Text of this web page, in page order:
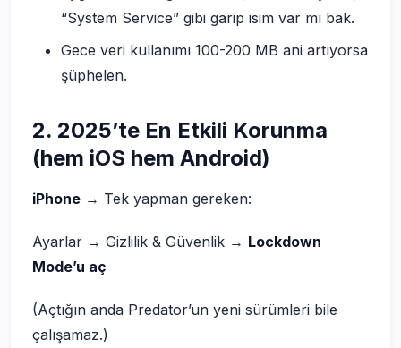
“System Service” gibi garip isim var mı bak.
Gece veri kullanımı 100-200 MB ani artıyorsa
şüphelen.
2. 2025’te En Etkili Korunma
(hem iOS hem Android)
iPhone → Tek yapman gereken:
Ayarlar → Gizlilik & Güvenlik → Lockdown
Mode’u aç
(Açtığın anda Predator’un yeni sürümleri bile
çalışamaz.)